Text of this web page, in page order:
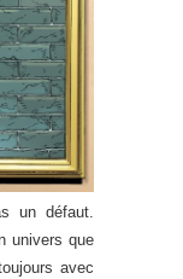
un défaut.
univers que
avec